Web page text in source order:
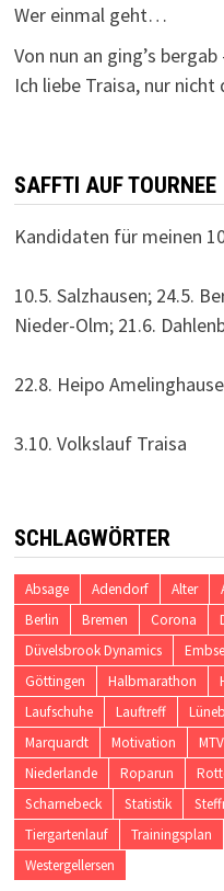
Wer einmal geht…
Von nun an ging’s
Ich liebe Traisa, nur
SAFFTI AUF TOURNEE
Kandidaten für meinen
10.5. Salzhausen; 24.5.
Nieder-Olm; 21.6.
22.8. Heipo
3.10. Volkslauf Traisa
SCHLAGWÖRTER
Absage Adendorf Alter
Berlin
Bremen Corona
Düvelsbrook Dynamics
Göttingen
Halbmarathon
Laufschuhe
Lauftreff
Marquardt
Motivation
Niederlande
Roparun
Scharnebeck
Statistik
Tiergartenlauf
Trainingsplan
Westergellersen